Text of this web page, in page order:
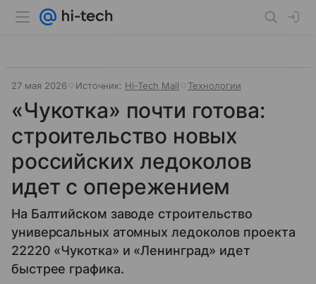
27 мая 2026 Источник: Hi-Tech Mail Технологии
«Чукотка» почти готова:
строительство новых
российских ледоколов
идет с опережением
На Балтийском заводе строительство
универсальных атомных ледоколов проекта
22220 «Чукотка» и «Ленинград» идет
быстрее графика.